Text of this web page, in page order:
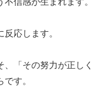
応します。
「その努力が正しく
す。